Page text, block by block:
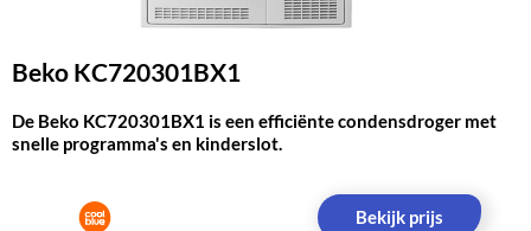
Beko KC720301BX1
De Beko KC720301BX1 is een efficiënte condensdroger met
snelle programma's en kinderslot.
Bekijk prijs